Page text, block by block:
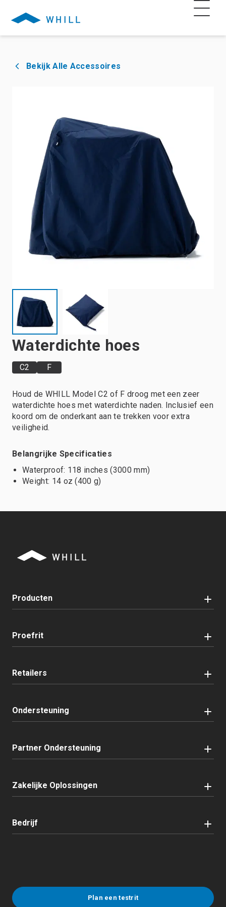
Bekijk Alle Accessoires
Waterdichte hoes
C2 F
Houd de WHILL Model C2 of F droog met een zeer
waterdichte hoes met waterdichte naden. Inclusief een
koord om de onderkant aan te trekken voor extra
veiligheid.
Belangrijke Specificaties
Waterproof: 118 inches (3000 mm)
Weight: 14 oz (400 g)
Producten
Proefrit
Retailers
Ondersteuning
Partner Ondersteuning
Zakelijke Oplossingen
Bedrijf
Plan een testrit